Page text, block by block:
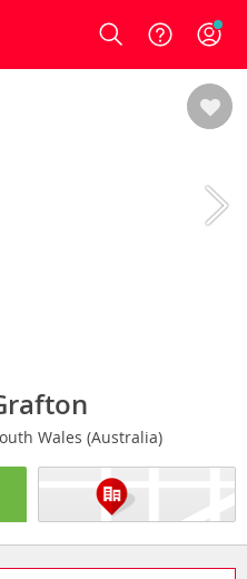
Login
Wales (Australia)